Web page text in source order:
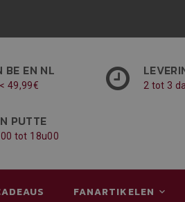
BE EN NL
49,99€ 2 tot 3
PUTTE
tot 18u00
FANARTIKELEN